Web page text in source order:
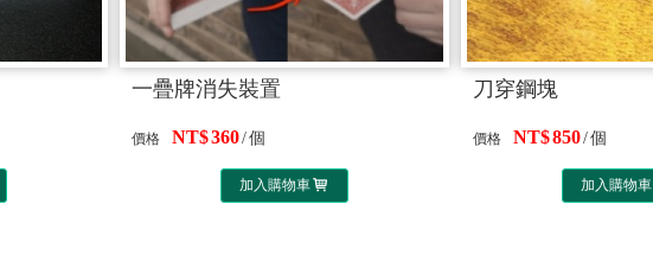
一疊牌消失裝置
價格 360 個
加入購物車
刀穿鋼塊
價格 850 個
加入購物車